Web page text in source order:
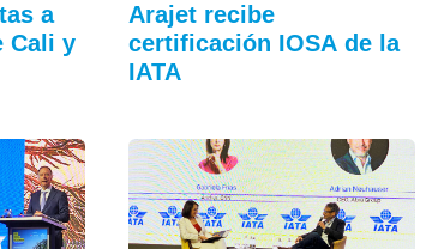
a
Cali y
Arajet recibe
certificación IOSA de la
IATA